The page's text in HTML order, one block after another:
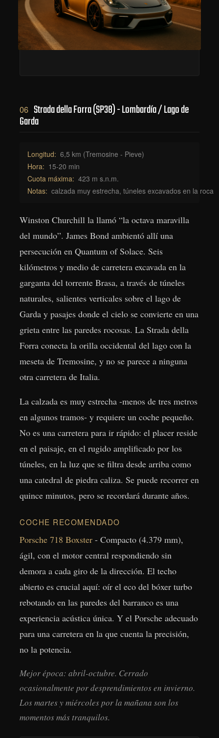
06 Strada della Forra (SP38) - Lombardía / Lago de
Garda
Longitud: 6,5 km (Tremosine - Pieve)
Hora: 15-20 min
Cuota máxima: 423 m s.n.m.
Notas: calzada muy estrecha, túneles excavados en la roca
Winston Churchill la llamó “la octava maravilla
del mundo”. James Bond ambientó allí una
persecución en Quantum of Solace. Seis
kilómetros y medio de carretera excavada en la
garganta del torrente Brasa, a través de túneles
naturales, salientes verticales sobre el lago de
Garda y pasajes donde el cielo se convierte en una
grieta entre las paredes rocosas. La Strada della
Forra conecta la orilla occidental del lago con la
meseta de Tremosine, y no se parece a ninguna
otra carretera de Italia.
La calzada es muy estrecha -menos de tres metros
en algunos tramos- y requiere un coche pequeño.
No es una carretera para ir rápido: el placer reside
en el paisaje, en el rugido amplificado por los
túneles, en la luz que se filtra desde arriba como
una catedral de piedra caliza. Se puede recorrer en
quince minutos, pero se recordará durante años.
COCHE RECOMENDADO
Porsche 718 Boxster - Compacto (4.379 mm),
ágil, con el motor central respondiendo sin
demora a cada giro de la dirección. El techo
abierto es crucial aquí: oír el eco del bóxer turbo
rebotando en las paredes del barranco es una
experiencia acústica única. Y el Porsche adecuado
para una carretera en la que cuenta la precisión,
no la potencia.
Mejor época: abril-octubre. Cerrado
ocasionalmente por desprendimientos en invierno.
Los martes y miércoles por la mañana son los
momentos más tranquilos.